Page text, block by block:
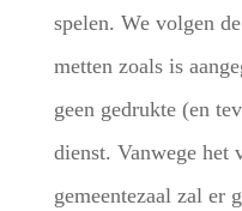
spelen. We volgen
metten zoals is
geen gedrukte (en
dienst. Vanwege het
gemeentezaal zal er